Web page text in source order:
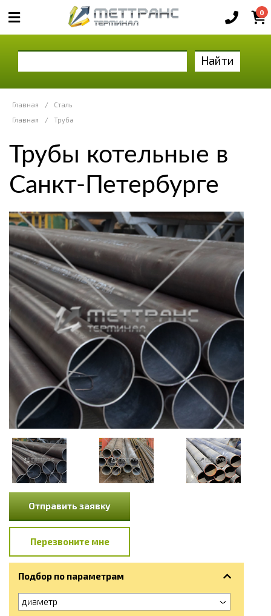
0
Найти
Главная /
Сталь
Главная
/ Труба
Трубы котельные в
Санкт-Петербурге
Отправить заявку
Перезвоните мне
Подбор по параметрам
диаметр